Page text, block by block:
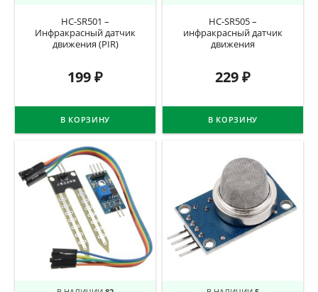
HC-SR501 –
Инфракрасный датчик
движения (PIR)
199₽
В КОРЗИНУ
HC-SR505 –
инфракрасный датчик
движения
229₽
В КОРЗИНУ